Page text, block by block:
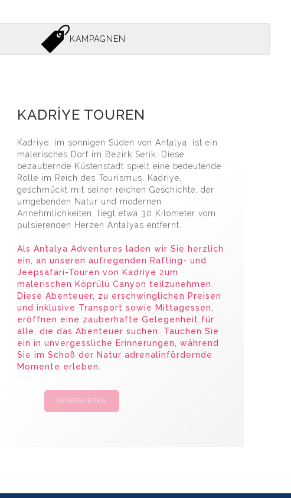
KAMPAGNEN
KADRİYE TOUREN
Kadriye, im sonnigen Süden von Antalya, ist ein
malerisches Dorf im Bezirk Serik. Diese
bezaubernde Küstenstadt spielt eine bedeutende
Rolle im Reich des Tourismus. Kadriye,
geschmückt mit seiner reichen Geschichte, der
umgebenden Natur und modernen
Annehmlichkeiten, liegt etwa 30 Kilometer vom
pulsierenden Herzen Antalyas entfernt.
Als Antalya Adventures laden wir Sie herzlich
ein, an unseren aufregenden Rafting- und
Jeepsafari-Touren von Kadriye zum
malerischen Köprülü Canyon teilzunehmen.
Diese Abenteuer, zu erschwinglichen Preisen
und inklusive Transport sowie Mittagessen,
eröffnen eine zauberhafte Gelegenheit für
alle, die das Abenteuer suchen. Tauchen Sie
ein in unvergessliche Erinnerungen, während
Sie im Schoß der Natur adrenalinfördernde
Momente erleben.
RESERVIEREN